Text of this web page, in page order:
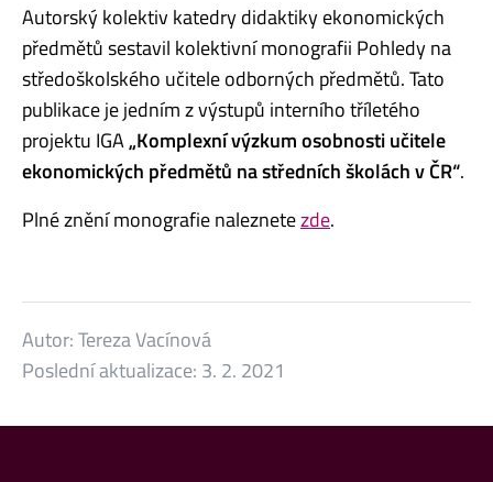
Autorský kolektiv katedry didaktiky ekonomických
předmětů sestavil kolektivní monografii Pohledy na
středoškolského učitele odborných předmětů. Tato
publikace je jedním z výstupů interního tříletého
projektu IGA„Komplexní výzkum osobnosti učitele
ekonomických předmětů na středních školách v ČR“.
Plné znění monografie naleznetezde.
Autor:Tereza Vacínová
Poslední aktualizace: 3. 2. 2021